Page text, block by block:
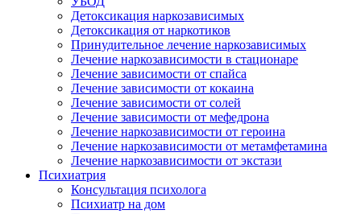
Детоксикация наркозависимых
Детоксикация от наркотиков
Принудительное лечение наркозависимых
Лечение наркозависимости в стационаре
Лечение зависимости от спайса
Лечение зависимости от кокаина
Лечение зависимости от солей
Лечение зависимости от мефедрона
Лечение наркозависимости от героина
Лечение наркозависимости от метамфетамина
Лечение наркозависимости от экстази
Психиатрия
Консультация психолога
Психиатр на дом